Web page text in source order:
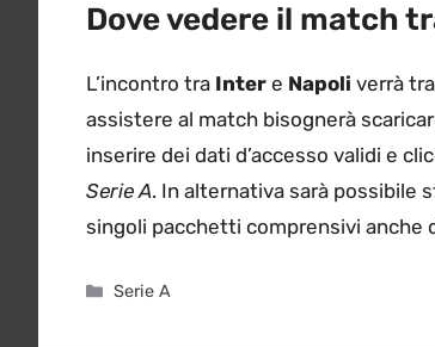
Dove vedere il match
L’incontro tra Inter e Napoli verrà
assistere al match bisognerà
inserire dei dati d’accesso validi e
Serie A. In alternativa sarà possibile
singoli pacchetti comprensivi anche
Categorie
Serie A